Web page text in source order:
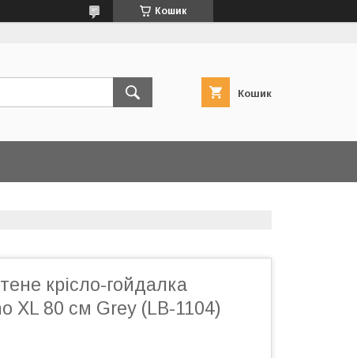
Кошик
Кошик
крісло-гойдалка
XL 80 см Grey (LB-1104)